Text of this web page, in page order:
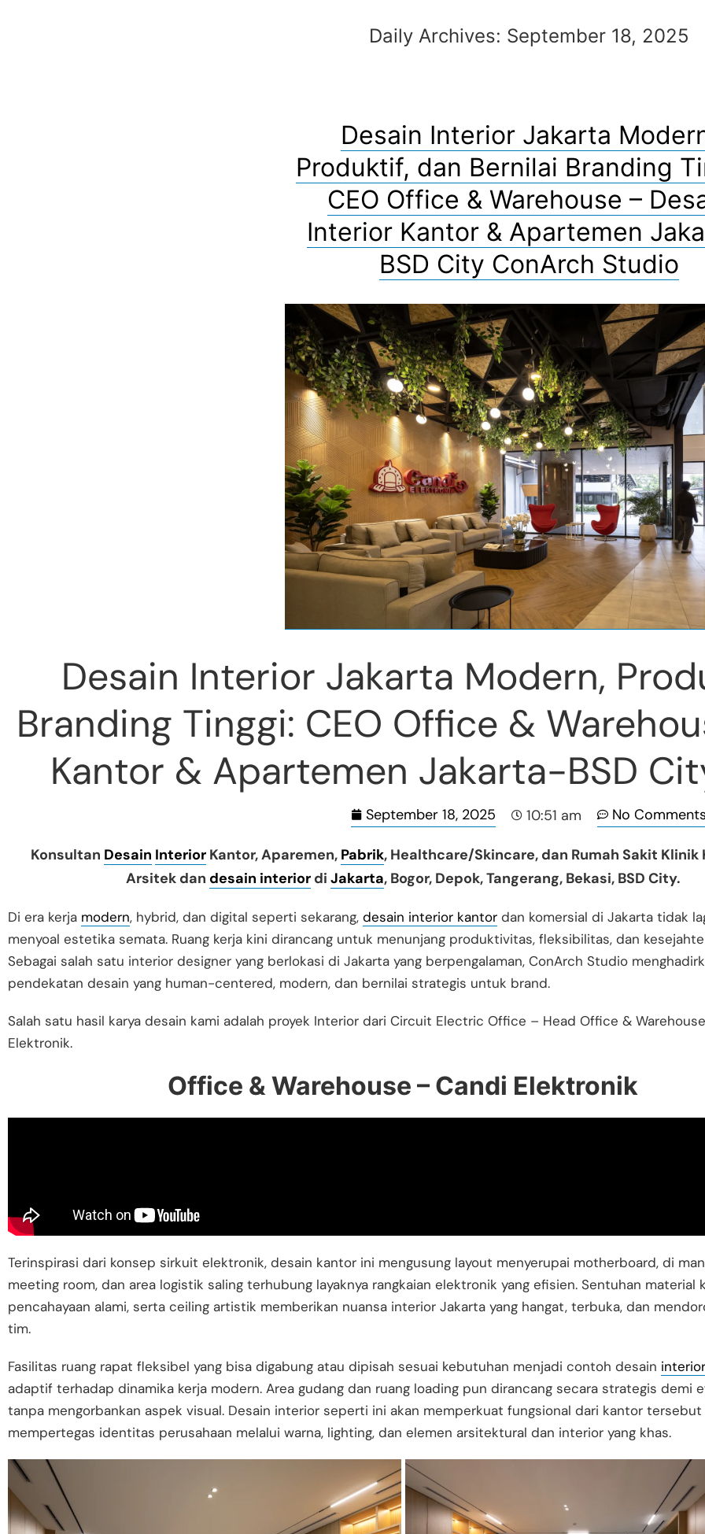
Daily Archives: September 18, 2025
Desain Interior Jakarta
Produktif, dan Bernilai Branding
CEO Office & Warehouse –
Interior Kantor & Apartemen
BSD City ConArch Studio
Desain Interior Jakarta Modern,
Branding Tinggi: CEO Office &
Kantor & Apartemen Jakarta-BSD
September 18, 2025 10:51 am No
Konsultan Desain Interior Kantor, Aparemen, Pabrik, Healthcare/Skincare, dan Rumah Sakit Klinik
Arsitek dan desain interiordi Jakarta, Bogor, Depok, Tangerang, Bekasi, BSD City.
Di era kerja modern, hybrid, dan digital seperti sekarang, desain interior kantor dan komersial di Jakarta tidak
menyoal estetika semata. Ruang kerja kini dirancang untuk menunjang produktivitas, fleksibilitas, dan
Sebagai salah satu interior designer yang berlokasi di Jakarta yang berpengalaman, ConArch Studio
pendekatan desain yang human-centered, modern, dan bernilai strategis untuk brand.
Salah satu hasil karya desain kami adalah proyek Interior dari Circuit Electric Office – Head Office &
Elektronik.
Office & Warehouse – Candi Elektronik
Terinspirasi dari konsep sirkuit elektronik, desain kantor ini mengusung layout menyerupai motherboard, di
meeting room, dan area logistik saling terhubung layaknya rangkaian elektronik yang efisien. Sentuhan material
pencahayaan alami, serta ceiling artistik memberikan nuansa interior Jakarta yang hangat, terbuka, dan
tim.
Fasilitas ruang rapat fleksibel yang bisa digabung atau dipisah sesuai kebutuhan menjadi contoh desain
adaptif terhadap dinamika kerja modern. Area gudang dan ruang loading pun dirancang secara strategis demi
tanpa mengorbankan aspek visual. Desain interior seperti ini akan memperkuat fungsional dari kantor
mempertegas identitas perusahaan melalui warna, lighting, dan elemen arsitektural dan interior yang khas.